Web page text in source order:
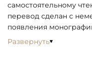
самостоятельному
перевод сделан с
появления
Развернуть